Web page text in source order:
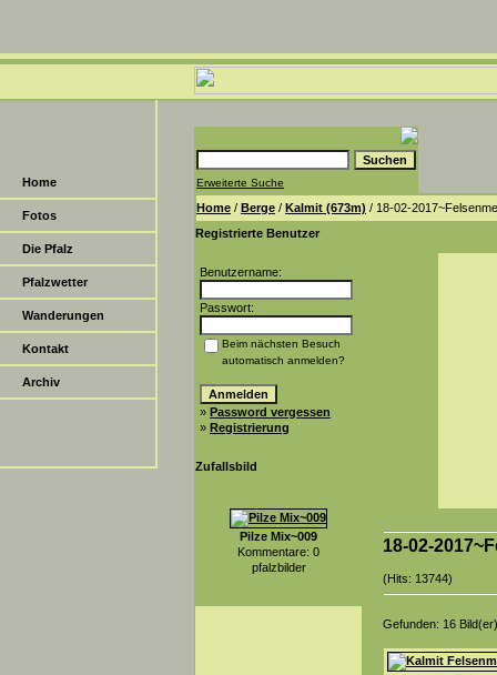
Home
Fotos
Die Pfalz
Pfalzwetter
Wanderungen
Kontakt
Archiv
Erweiterte Suche
Home / Berge / Kalmit (673m) / 18-02-
Registrierte Benutzer
Benutzername:
Passwort:
Beim nächsten Besuch
automatisch anmelden?
» Password vergessen
» Registrierung
Zufallsbild
Pilze Mix~009
Kommentare: 0
pfalzbilder
18-02-
(Hits: 13744)
Gefunden: 16